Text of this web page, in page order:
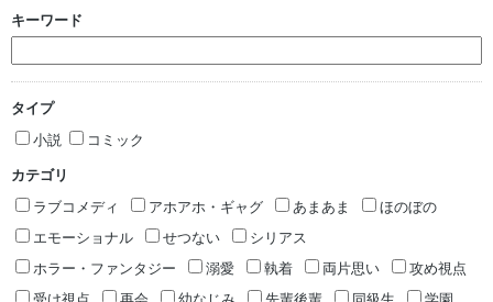
キーワード
タイプ
小説
コミック
カテゴリ
ラブコメディ
アホアホ・ギャグ あまあま
ほのぼの
エモーショナル
せつない
シリアス
ホラー・ファンタジー
溺愛 執着 両片思い
攻め視点